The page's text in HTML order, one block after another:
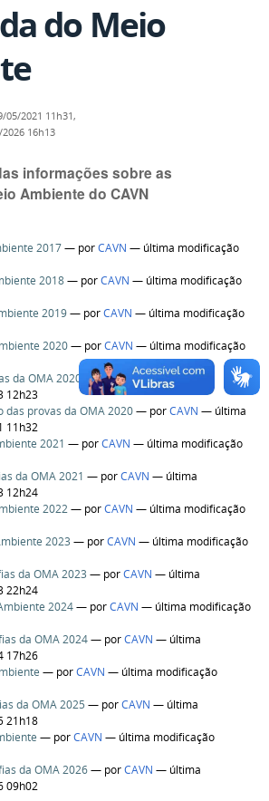
do Meio
05/2021 11h31,
16h13
informações sobre as
Ambiente do CAVN
2017— porCAVN — última modificação
2018— porCAVN — última modificação
2019— porCAVN — última modificação
2020— porCAVN — última modificação
da OMA 2020 —porCAVN— última
12h23
das provas da OMA 2020— porCAVN — última
11h32
2021 — porCAVN — última modificação
da OMA 2021 — porCAVN — última
12h24
2022— porCAVN — última modificação
2023 — porCAVN — última modificação
da OMA 2023 — porCAVN — última
22h24
2024— porCAVN — última modificação
da OMA 2024— porCAVN — última
17h26
— porCAVN — última modificação
da OMA 2025 — porCAVN — última
21h18
— porCAVN — última modificação
da OMA 2026— porCAVN — última
09h02